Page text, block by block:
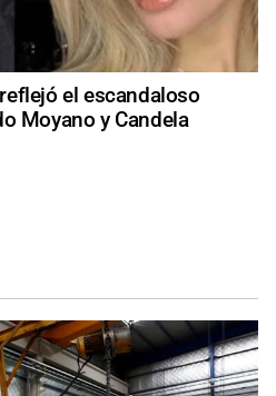
el escandaloso
Moyano y Candela